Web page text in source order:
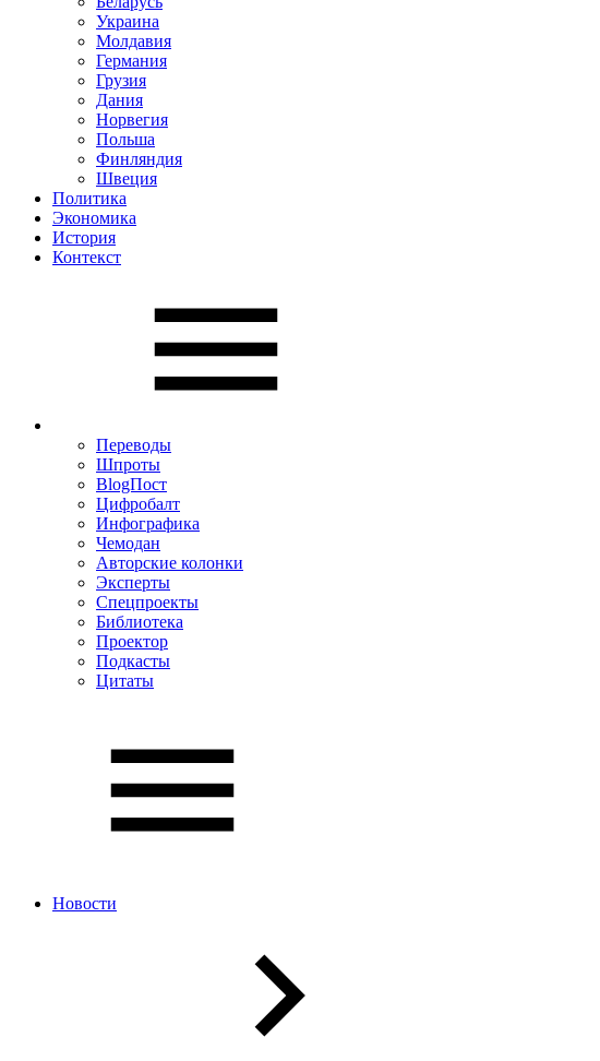
Украина
Молдавия
Германия
Грузия
Дания
Норвегия
Польша
Финляндия
Швеция
Политика
Экономика
История
Контекст
Переводы
Шпроты
BlogПост
Цифробалт
Инфографика
Чемодан
Авторские колонки
Эксперты
Спецпроекты
Библиотека
Проектор
Подкасты
Цитаты
Новости